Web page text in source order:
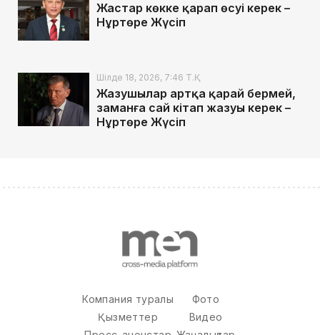
Жастар көкке қарап өсуі керек –
Нұртөре Жүсіп
Шілде 18, 2026, 7:46 Т.Қ.
Жазушылар артқа қарай бермей,
заманға сай кітап жазуы керек –
Нұртөре Жүсіп
Компания туралы
Қызметтер
Фото
Видео